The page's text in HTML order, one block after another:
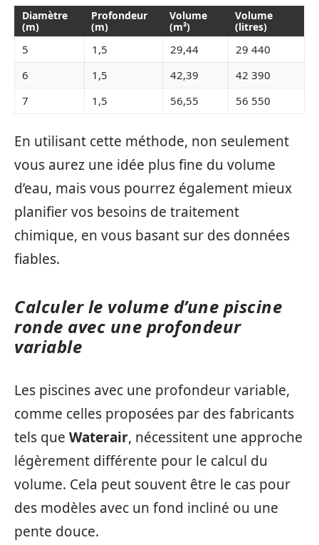
Diamètre
(m)
Profondeur
(m)
Volume
(m³)
Volume
(litres)
5 1,5 29,44
29 440
6
1,5 42,39
42 390
7
1,5 56,55 56 550
En utilisant cette méthode, non seulement
vous aurez une idée plus fine du volume
d’eau, mais vous pourrez également mieux
planifier vos besoins de traitement
chimique, en vous basant sur des données
fiables.
Calculer le volume d’une piscine
ronde avec une profondeur
variable
Les piscines avec une profondeur variable,
comme celles proposées par des fabricants
tels que Waterair, nécessitent une approche
légèrement différente pour le calcul du
volume. Cela peut souvent être le cas pour
des modèles avec un fond incliné ou une
pente douce.